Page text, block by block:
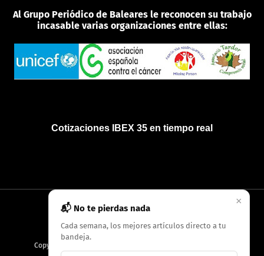
Al Grupo Periódico de Baleares le reconocen su trabajo
incasable varias organizaciones entre ellas:
Cotizaciones IBEX 35 en tiempo real
INICIO QUIÉNES SOMOS POLÍTICA DE PRIVACIDAD
Copyright
×
📬 No te pierdas nada
Cada semana, los mejores artículos directo a tu
bandeja.